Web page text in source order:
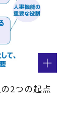
2つの起点